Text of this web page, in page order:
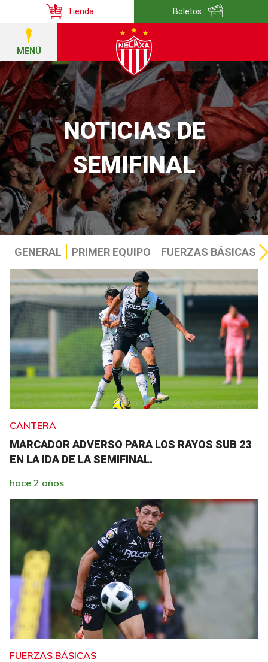
Tienda Boletos
MENÚ
NOTICIAS DE
SEMIFINAL
GENERAL PRIMER EQUIPO FUERZAS BÁSICAS
CANTERA
MARCADOR ADVERSO PARA LOS RAYOS SUB 23
EN LA IDA DE LA SEMIFINAL.
hace 2 años
FUERZAS BÁSICAS